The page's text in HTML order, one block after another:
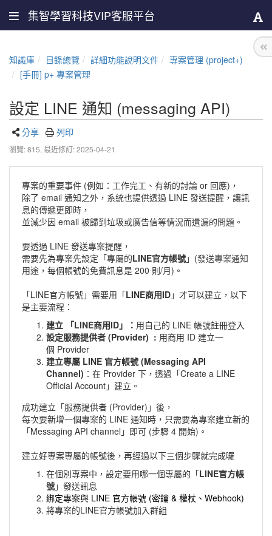
集智學習科技VIP客服平台
知識庫 目錄總覽 詳細功能說明文件
專案管理 (project+)
[手冊] p+ 專案管理
設定 LINE 通知 (messaging API)
分享 列印
瀏覽: 815, 最近修訂: 2025-04-21
專案的重要事件 (例如：工作完工、有新的討論 or 回應)，
除了 email 通知之外，系統也提供透過 LINE 發送提醒，讓訊
息的傳遞更即時，
並減少因 email 被歸到垃圾或廣告信等情況而遺漏的問題。
要透過 LINE 發送專案提醒，
需要先為專案先設定「專屬的LINE官方帳號」(發送專案通知
用途， 每個帳號的免費訊息是 200 則/月)。
「LINE官方帳號」 需要用「LINE商用ID」才可以建立，以下
是主要流程：
建立 「LINE商用ID」： 用自己的 LINE 帳號註冊登入
設定服務提供者 (Provider) : 用商用 ID 建立一
個 Provider
建立專屬 LINE 官方帳號 (Messaging API
Channel) ：在 Provider 下，透過「Create a LINE
Official Account」建立 。
成功建立「服務提供者 (Provider)」後，
每次要新增一個專案的 LINE 通知時，只需要為專案建立新的
「Messaging API channel」即可 (步驟 4 開始) 。
建立好專案專屬的帳號後，再經過以下三個步驟就完成囉
在個別專案中，設定要用哪一個專屬的「LINE官方帳
號」發送訊息
綁定專案與 LINE 官方帳號 (密鑰 & 權杖、Webhook)
將專案的LINE官方帳號加入群組